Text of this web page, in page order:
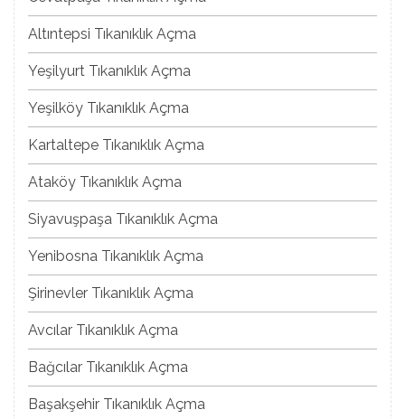
Altıntepsi Tıkanıklık Açma
Yeşilyurt Tıkanıklık Açma
Yeşilköy Tıkanıklık Açma
Kartaltepe Tıkanıklık Açma
Ataköy Tıkanıklık Açma
Siyavuşpaşa Tıkanıklık Açma
Yenibosna Tıkanıklık Açma
Şirinevler Tıkanıklık Açma
Avcılar Tıkanıklık Açma
Bağcılar Tıkanıklık Açma
Başakşehir Tıkanıklık Açma